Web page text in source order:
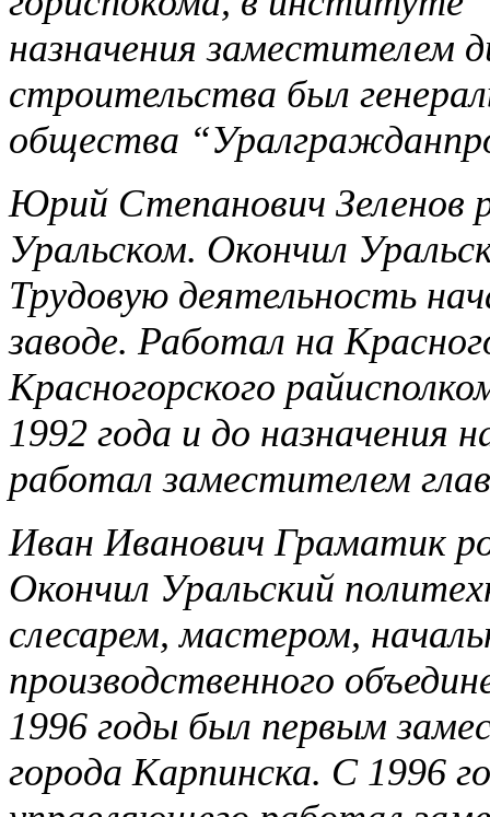
назначения заместителем
строительства был
общества
Юрий Степанович Зеленов
Уральском. Окончил
Трудовую деятельность
заводе. Работал на
Красногорского
1992 года и до назначения
работал заместителем
Иван Иванович Граматик
Окончил Уральский
слесарем, мастером,
производственного
1996 годы был первым
города Карпинска. С 1996